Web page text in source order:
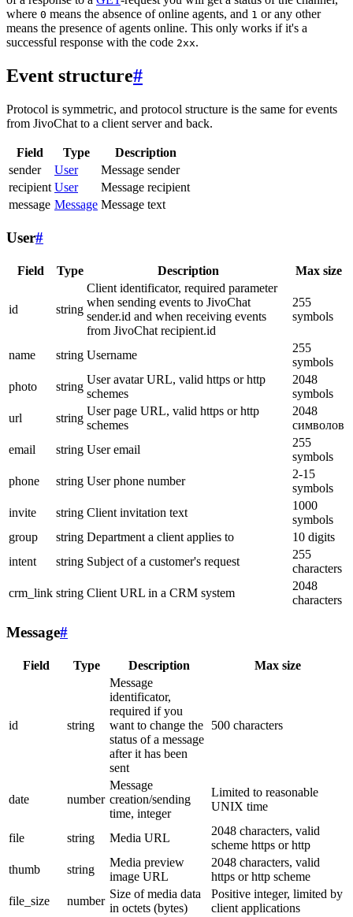
where 0 means the absence of online agents, and 1 or any other
means the presence of agents online. This only works if it's a
successful response with the code 2xx.
Event structure#
Protocol is symmetric, and protocol structure is the same for events
from JivoChat to a client server and back.
Field Type
Description
sender
User
Message sender
recipient User
Message recipient
message Message Message text
User#
Field Type Description Max size
id string
Client identificator, required parameter
when sending events to JivoChat
sender.id and when receiving events
from JivoChat recipient.id
255
symbols
name string Username
255
symbols
photo
string
User avatar URL, valid https or http
schemes
2048
symbols
url
string
User page URL, valid https or http
schemes
2048
символов
email
string User email
255
symbols
phone
string User phone number
2-15
symbols
invite
string Client invitation text
1000
symbols
group
string Department a client applies to
10 digits
intent
string Subject of a customer's request
255
characters
crm_link string Client URL in a CRM system
2048
characters
Message#
Field Type Description Max size
id string
Message
identificator,
required if you
want to change the
status of a message
after it has been
sent
500 characters
date number
Message
creation/sending
time, integer
Limited to reasonable
UNIX time
file string Media URL
2048 characters, valid
scheme https or http
thumb
string
Media preview
image URL
2048 characters, valid
https or http scheme
file_size
number
Size of media data
in octets (bytes)
Positive integer, limited by
client applications